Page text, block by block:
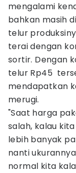
mengalami
bahkan masih
telur
terai dengan
sortir. Dengan
telur Rp45
mendapatkan
merugi.
"Saat harga
salah, kalau
lebih banyak
nanti
normal kita